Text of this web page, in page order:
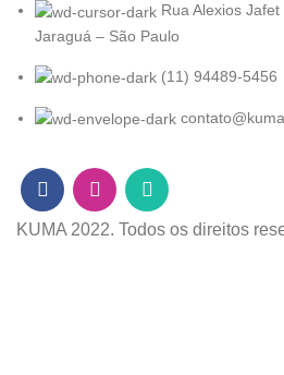
Rua Alexios
Jaraguá – São Paulo
(11) 94489-5456
KUMA 2022. Todos os direitos